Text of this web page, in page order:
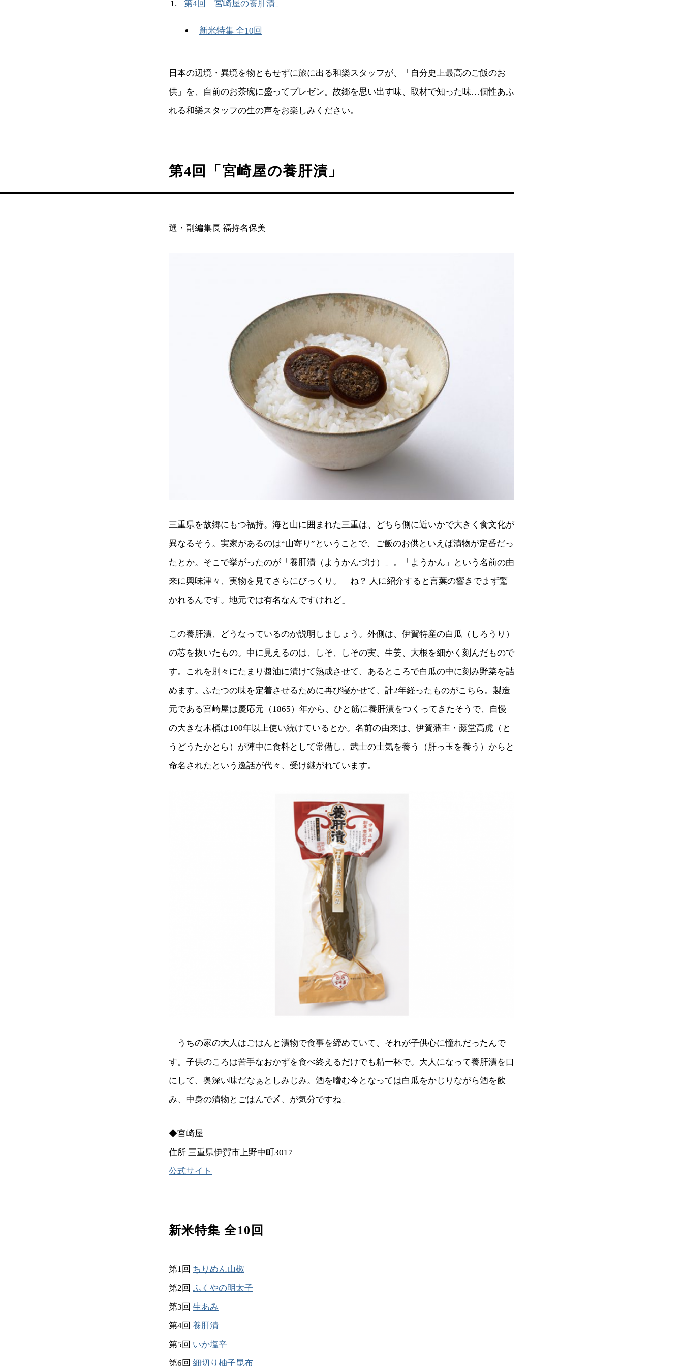
第4回「宮崎屋の養肝漬」
新米特集 全10回
日本の辺境・異境を物ともせずに旅に出る和樂スタッフが、「自分史上最高のご飯のお
供」を、自前のお茶碗に盛ってプレゼン。故郷を思い出す味、取材で知った味…個性あふ
れる和樂スタッフの生の声をお楽しみください。
第4回「宮崎屋の養肝漬」
選・副編集長 福持名保美
三重県を故郷にもつ福持。海と山に囲まれた三重は、どちら側に近いかで大きく食文化が
異なるそう。実家があるのは“山寄り”ということで、ご飯のお供といえば漬物が定番だっ
たとか。そこで挙がったのが「養肝漬（ようかんづけ）」。「ようかん」という名前の由
来に興味津々、実物を見てさらにびっくり。「ね？ 人に紹介すると言葉の響きでまず驚
かれるんです。地元では有名なんですけれど」
この養肝漬、どうなっているのか説明しましょう。外側は、伊賀特産の白瓜（しろうり）
の芯を抜いたもの。中に見えるのは、しそ、しその実、生姜、大根を細かく刻んだもので
す。これを別々にたまり醬油に漬けて熟成させて、あるところで白瓜の中に刻み野菜を詰
めます。ふたつの味を定着させるために再び寝かせて、計2年経ったものがこちら。製造
元である宮崎屋は慶応元（1865）年から、ひと筋に養肝漬をつくってきたそうで、自慢
の大きな木桶は100年以上使い続けているとか。名前の由来は、伊賀藩主・藤堂高虎（と
うどうたかとら）が陣中に食料として常備し、武士の士気を養う（肝っ玉を養う）からと
命名されたという逸話が代々、受け継がれています。
「うちの家の大人はごはんと漬物で食事を締めていて、それが子供心に憧れだったんで
す。子供のころは苦手なおかずを食べ終えるだけでも精一杯で。大人になって養肝漬を口
にして、奥深い味だなぁとしみじみ。酒を嗜む今となっては白瓜をかじりながら酒を飲
み、中身の漬物とごはんで〆、が気分ですね」
◆宮崎屋
住所 三重県伊賀市上野中町3017
公式サイト
新米特集 全10回
第1回 ちりめん山椒
第2回 ふくやの明太子
第3回 生あみ
第4回 養肝漬
第5回 いか塩辛
第6回 細切り柚子昆布